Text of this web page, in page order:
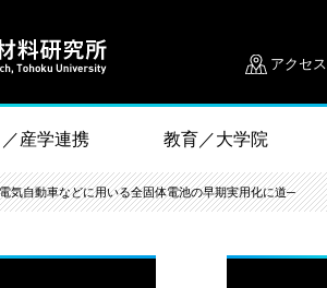
アクセス
産学連携 教育／大学院
自動車などに用いる全固体電池の早期実用化に道─